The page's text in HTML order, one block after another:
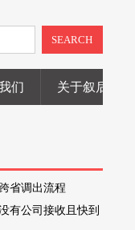
SEARCH
们 关于叙后尘
省调出流程
有公司接收且快到